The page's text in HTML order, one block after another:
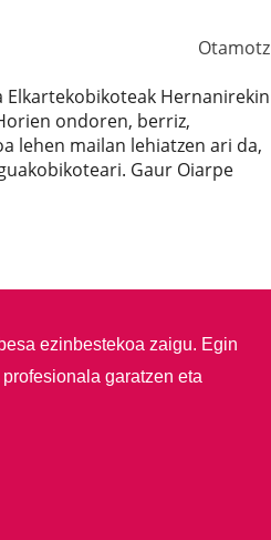
Otamotz
Elkartekobikoteak Hernanirekin
ondoren, berriz,
lehen mailan lehiatzen ari da,
Gaur Oiarpe
ezinbestekoa zaigu. Egin
garatzen eta